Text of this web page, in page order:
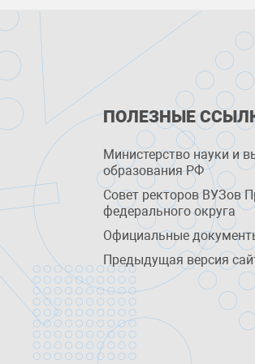
ПОЛЕЗНЫЕ
Министерство науки и
образования РФ
Совет ректоров ВУЗов
федерального округа
Официальные
Предыдущая версия